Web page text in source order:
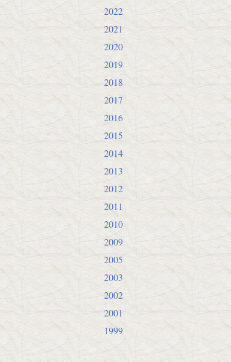
2022
2021
2020
2019
2018
2017
2016
2015
2014
2013
2012
2011
2010
2009
2005
2003
2002
2001
1999